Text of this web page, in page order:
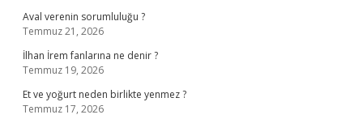
Aval verenin sorumluluğu ?
Temmuz 21, 2026
İlhan İrem fanlarına ne denir ?
Temmuz 19, 2026
Et ve yoğurt neden birlikte yenmez ?
Temmuz 17, 2026